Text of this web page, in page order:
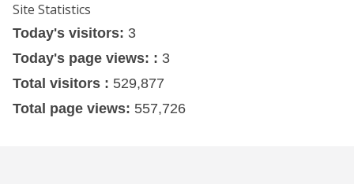
Site Statistics
Today's visitors: 3
Today's page views: : 3
Total visitors : 529,877
Total page views: 557,726